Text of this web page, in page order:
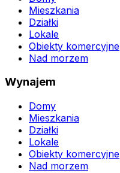
Mieszkania
Działki
Lokale
Obiekty komercyjne
Nad morzem
Wynajem
Domy
Mieszkania
Działki
Lokale
Obiekty komercyjne
Nad morzem